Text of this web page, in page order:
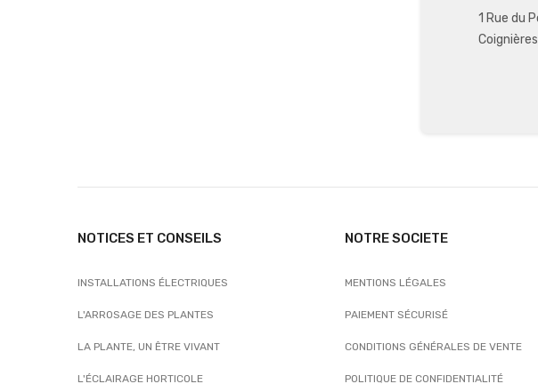
1 Rue du
Coignières
NOTICES ET CONSEILS
INSTALLATIONS ÉLECTRIQUES
L'ARROSAGE DES PLANTES
LA PLANTE, UN ÊTRE VIVANT
L'ÉCLAIRAGE HORTICOLE
NOTRE SOCIETE
MENTIONS LÉGALES
PAIEMENT SÉCURISÉ
CONDITIONS GÉNÉRALES DE VENTE
POLITIQUE DE CONFIDENTIALITÉ